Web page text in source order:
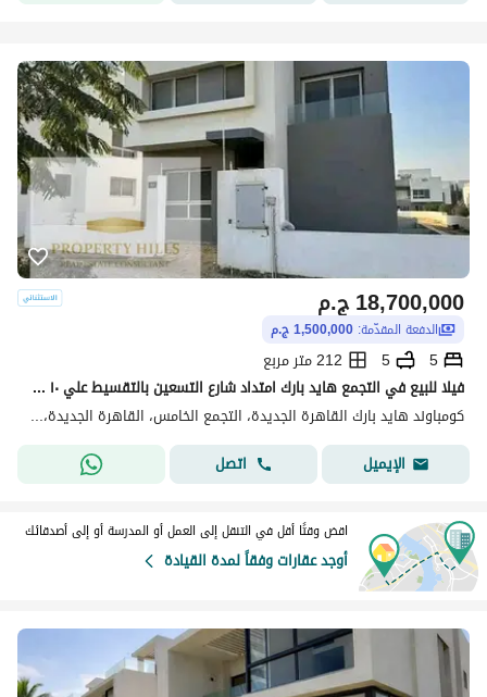
ج.م18,700,000
الدفعة المقدّمة: 1,500,000 ج.م
5
5
212 متر مربع
فيلا للبيع في التجمع هايد بارك امتداد شارع التسعين بالتقسيط علي ١٠ سنين بدون فوايد
كومباوند هايد بارك القاهرة الجديدة، التجمع الخامس، القاهرة الجديدة، القاهرة
الإيميل
اتصل
اقض وقتًا أقل في التنقل إلى العمل أو المدرسة أو إلى أصدقائك
أوجد عقارات وفقاً لمدة القيادة